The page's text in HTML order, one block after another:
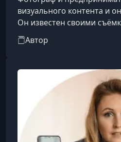
визуального контента и
Он известен своими
личностями, моделями и
активной работой в
Автор